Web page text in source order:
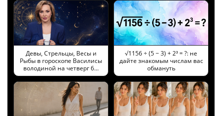
Девы, Стрельцы, Весы и
Рыбы в гороскопе Василисы
володиной на четверг 6…
√1156 ÷ (5 − 3) + 2³ = ?: не
дайте знакомым числам вас
обмануть